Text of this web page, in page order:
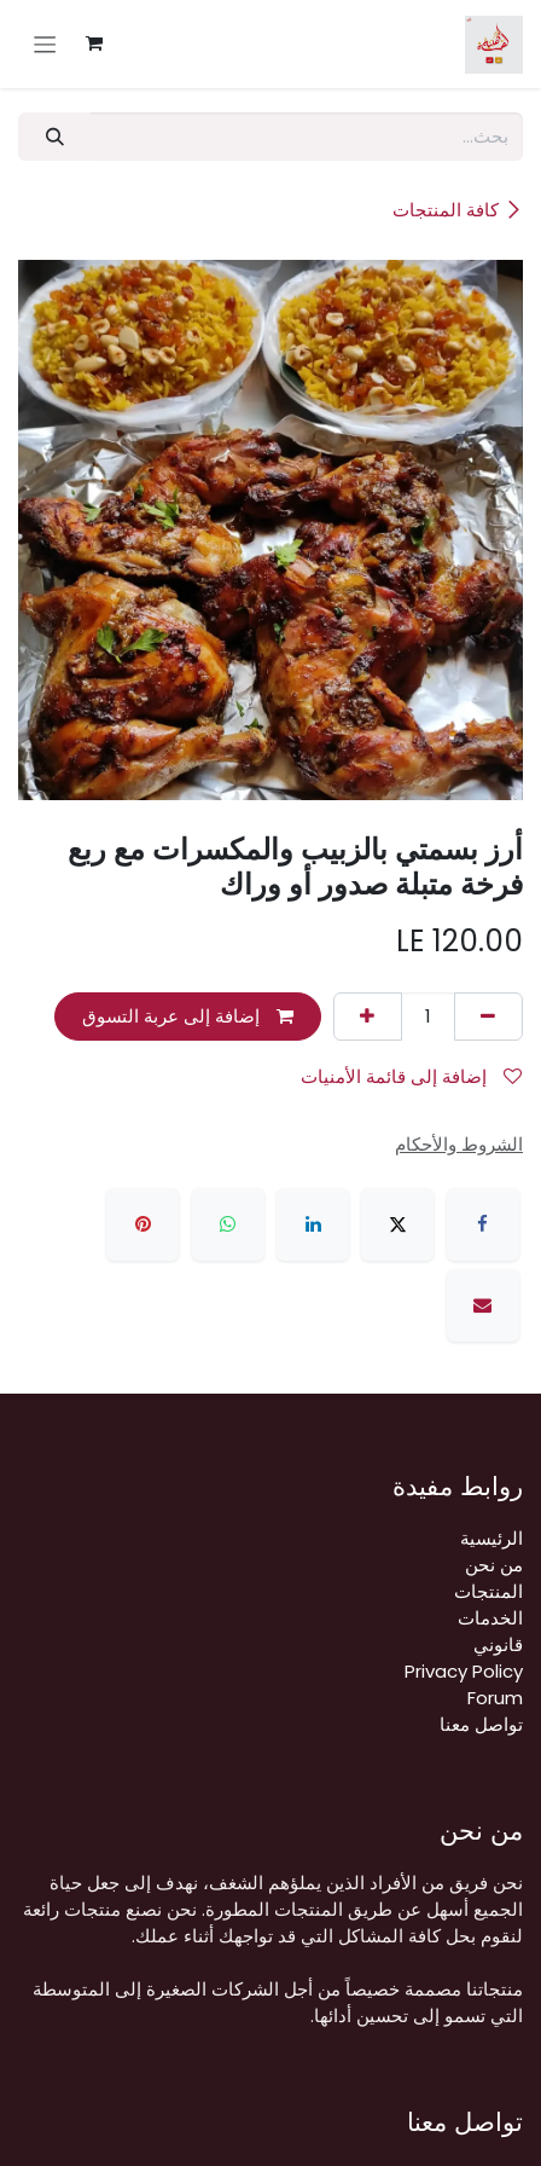
تخطي للذهاب إلى المحتوى
كافة المنتجات
أرز بسمتي بالزبيب والمكسرات مع ربع
فرخة متبلة صدور أو وراك
120.00
إضافة إلى عربة التسوق
الشروط والأحكام
روابط مفيدة
الرئيسية
من نحن
المنتجات
الخدمات
قانوني
Privacy Policy
Forum
تواصل معنا
من نحن
نحن فريق من الأفراد الذين يملؤهم الشغف، نهدف إلى جعل حياة
الجميع أسهل عن طريق المنتجات المطورة. نحن نصنع منتجات رائعة
لنقوم بحل كافة المشاكل التي قد تواجهك أثناء عملك.
منتجاتنا مصممة خصيصاً من أجل الشركات الصغيرة إلى المتوسطة
التي تسمو إلى تحسين أدائها.
تواصل معنا